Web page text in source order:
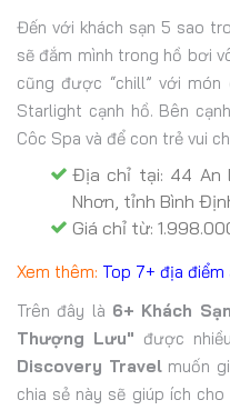
Đến với khách sạn 5 sao
sẽ đắm mình trong hồ bơi
cũng được “chill” với
Starlight cạnh hồ. Bên
Côc Spa và để con trẻ vui
Địa chỉ tại: 44 An
Nhơn, tỉnh Bình
Giá chỉ từ:
Xem thêm: Top 7+ địa điểm
Trên đây là 6+ Khách
Thượng Lưu" được
Discovery Travelmuốn
chia sẻ này sẽ giúp ích